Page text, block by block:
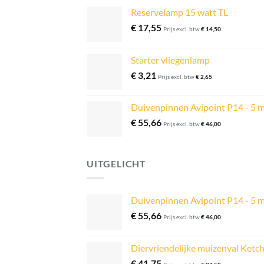
Reservelamp 15 watt TL
€ 17,55 Prijs excl. btw€ 14,50
Starter vliegenlamp
€ 3,21 Prijs excl. btw€2,65
Duivenpinnen Avipoint P14 - 5
€55,66 Prijs excl. btw€46,00
UITGELICHT
Duivenpinnen Avipoint P14 - 5
€ 55,66 Prijs excl. btw€46,00
Diervriendelijke muizenval